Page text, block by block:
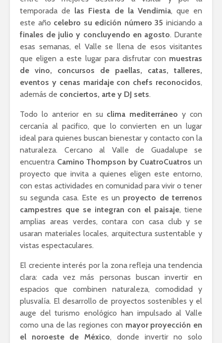
temporada de las Fiesta de la Vendimia, que en
este año celebro su edición número 35 iniciando a
finales de julio y concluyendo en agosto. Durante
esas semanas, el Valle se llena de esos visitantes
que eligen a este lugar para disfrutar con muestras
de vino, concursos de paellas, catas, talleres,
eventos y cenas maridaje con chefs reconocidos,
además de conciertos, arte y DJ sets.
Todo lo anterior en su clima mediterráneo y con
cercanía al pacifico, que lo convierten en un lugar
ideal para quienes buscan bienestar y contacto con la
naturaleza. Cercano al Valle de Guadalupe se
encuentra Camino Thompson by CuatroCuatros un
proyecto que invita a quienes eligen este entorno,
con estas actividades en comunidad para vivir o tener
su segunda casa. Este es un proyecto de terrenos
campestres que se integran con el paisaje, tiene
amplias areas verdes, contara con casa club y se
usaran materiales locales, arquitectura sustentable y
vistas espectaculares.
El creciente interés por la zona refleja una tendencia
clara: cada vez más personas buscan invertir en
espacios que combinen naturaleza, comodidad y
plusvalía. El desarrollo de proyectos sostenibles y el
auge del turismo enológico han impulsado al Valle
como una de las regiones con mayor proyección en
el noroeste de México, donde invertir no solo